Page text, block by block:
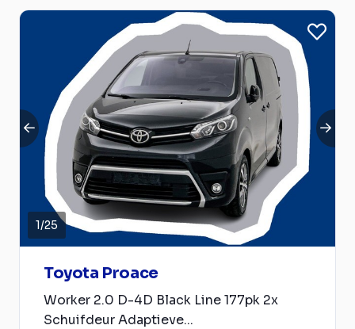
1/25
Toyota Proace
Worker 2.0 D-4D Black Line 177pk 2x
Schuifdeur Adaptieve...